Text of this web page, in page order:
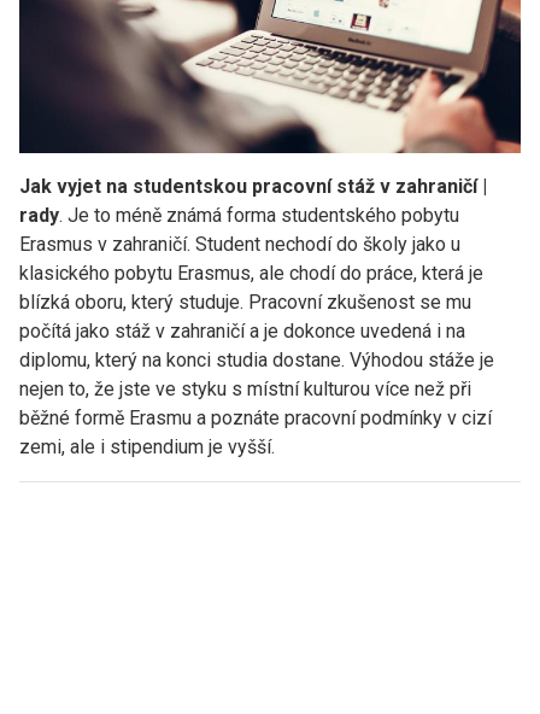
Jak vyjet na studentskou pracovní stáž v zahraničí |
rady. Je to méně známá forma studentského pobytu
Erasmus v zahraničí. Student nechodí do školy jako u
klasického pobytu Erasmus, ale chodí do práce, která je
blízká oboru, který studuje. Pracovní zkušenost se mu
počítá jako stáž v zahraničí a je dokonce uvedená i na
diplomu, který na konci studia dostane. Výhodou stáže je
nejen to, že jste ve styku s místní kulturou více než při
běžné formě Erasmu a poznáte pracovní podmínky v cizí
zemi, ale i stipendium je vyšší.